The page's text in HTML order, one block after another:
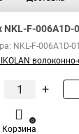
NKL-F-006A1D-
NKL-F-006A1D-
+
Корзина
0